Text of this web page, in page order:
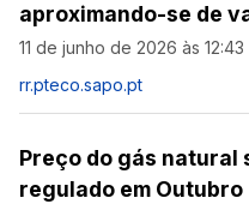
aproximando-se de
11 de junho de 2026 às 12:43
rr.pteco.sapo.pt
Preço do gás natural
regulado em Outubro